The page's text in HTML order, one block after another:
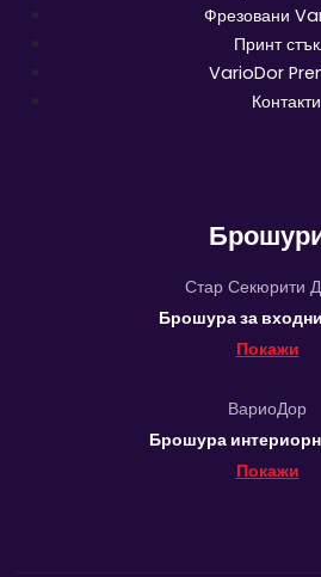
Фрезовани
Принт
VarioDor
Контакти
Стар Секюрити
Брошура за
Покажи
ВариоДор
Брошура
Покажи